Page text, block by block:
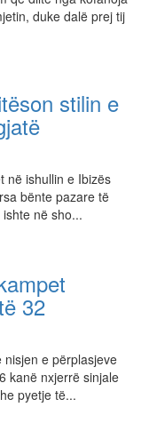
duke dalë prej tij
stilin e
në ishullin e Ibizës
bënte pazare të
në sho...
32
e përplasjeve
kanë nxjerrë sinjale
pyetje të...